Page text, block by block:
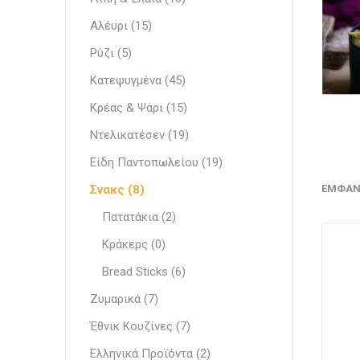
Λευκά
Κατεψυγμένα
Λίπη & Έλαια
Ντελικατέσεν
Ρύζι
Είδη Παντοπωλείου
Σνακς
Ζυμαρικά
Αλέυρι (15)
Ρύζι (5)
Κατεψυγμένα (45)
Κρέας & Ψάρι (15)
Ντελικατέσεν (19)
Είδη Παντοπωλείου (19)
Σνακς (8)
Πατατάκια (2)
Κράκερς (0)
Bread Sticks (6)
Ζυμαρικά (7)
Έθνικ Κουζίνες (7)
Ελληνικά Προϊόντα (2)